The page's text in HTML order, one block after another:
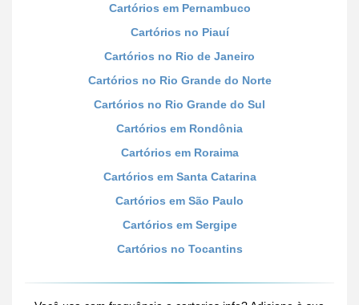
Cartórios em Pernambuco
Cartórios no Piauí
Cartórios no Rio de Janeiro
Cartórios no Rio Grande do Norte
Cartórios no Rio Grande do Sul
Cartórios em Rondônia
Cartórios em Roraima
Cartórios em Santa Catarina
Cartórios em São Paulo
Cartórios em Sergipe
Cartórios no Tocantins